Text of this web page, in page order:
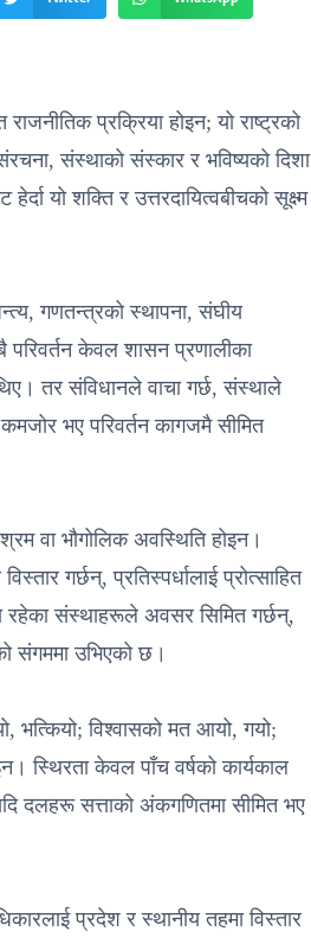
प्रक्रिया होइन; यो राष्ट्रको
संस्थाको संस्कार र भविष्यको दिशा
यो शक्ति र उत्तरदायित्वबीचको सूक्ष्म
गणतन्त्रको स्थापना, संघीय
परिवर्तन केवल शासन प्रणालीका
तर संविधानले वाचा गर्छ, संस्थाले
भए परिवर्तन कागजमै सीमित
वा भौगोलिक अवस्थिति होइन।
गर्छन्, प्रतिस्पर्धालाई प्रोत्साहित
रहेका संस्थाहरूले अवसर सिमित गर्छन्,
संगममा उभिएको छ।
भत्कियो; विश्वासको मत आयो, गयो;
स्थिरता केवल पाँच वर्षको कार्यकाल
दलहरू सत्ताको अंकगणितमा सीमित भए
प्रदेश र स्थानीय तहमा विस्तार